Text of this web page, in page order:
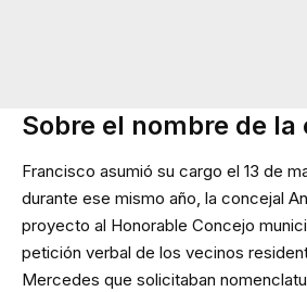
Sobre el nombre de la
Francisco asumió su cargo el 13 de
durante ese mismo año, la concejal
proyecto al Honorable Concejo
petición verbal de los vecinos
Mercedes que solicitaban